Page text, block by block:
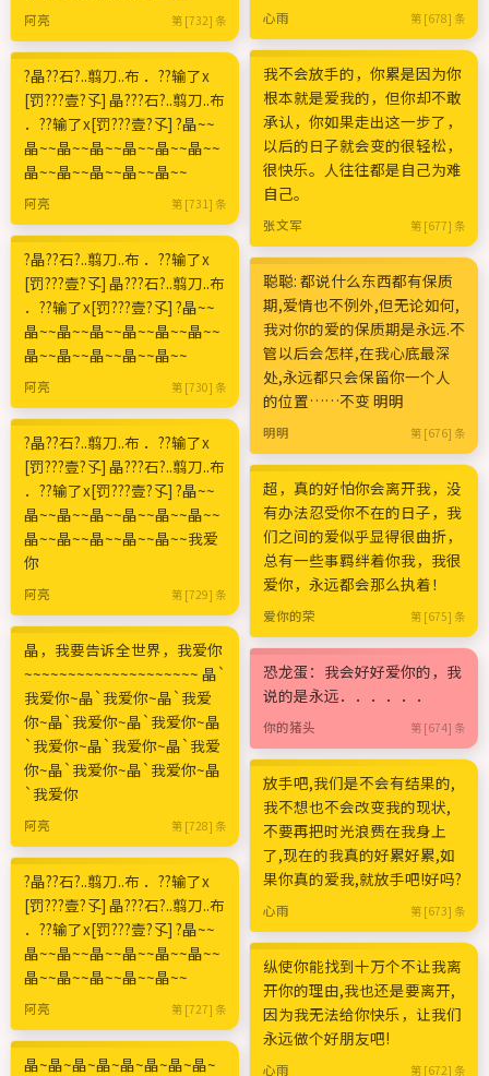
阿亮 第 [732] 条
?晶??石?..翦刀..布 ．??输了х
[罚???壹?孓] 晶???石?..翦刀..布
．??输了х[罚???壹?孓] ?晶~~
晶~~晶~~晶~~晶~~晶~~晶~~
晶~~晶~~晶~~晶~~晶~~
阿亮 第 [731] 条
?晶??石?..翦刀..布 ．??输了х
[罚???壹?孓] 晶???石?..翦刀..布
．??输了х[罚???壹?孓] ?晶~~
晶~~晶~~晶~~晶~~晶~~晶~~
晶~~晶~~晶~~晶~~晶~~
阿亮 第 [730] 条
?晶??石?..翦刀..布 ．??输了х
[罚???壹?孓] 晶???石?..翦刀..布
．??输了х[罚???壹?孓] ?晶~~
晶~~晶~~晶~~晶~~晶~~晶~~
晶~~晶~~晶~~晶~~晶~~我爱
你
阿亮 第 [729] 条
晶，我要告诉全世界，我爱你
~~~~~~~~~~~~~~~~~~~~ 晶`
我爱你~晶`我爱你~晶`我爱
你~晶`我爱你~晶`我爱你~晶
`我爱你~晶`我爱你~晶`我爱
你~晶`我爱你~晶`我爱你~晶
`我爱你
阿亮 第 [728] 条
?晶??石?..翦刀..布 ．??输了х
[罚???壹?孓] 晶???石?..翦刀..布
．??输了х[罚???壹?孓] ?晶~~
晶~~晶~~晶~~晶~~晶~~晶~~
晶~~晶~~晶~~晶~~晶~~
阿亮 第 [727] 条
晶~晶~晶~晶~晶~晶~晶~晶~
心雨 第 [678] 条
我不会放手的，你累是因为你
根本就是爱我的，但你却不敢
承认，你如果走出这一步了，
以后的日子就会变的很轻松，
很快乐。人往往都是自己为难
自己。
张文军 第 [677] 条
聪聪: 都说什么东西都有保质
期,爱情也不例外,但无论如何,
我对你的爱的保质期是永远.不
管以后会怎样,在我心底最深
处,永远都只会保留你一个人
的位置……不变 明明
明明 第 [676] 条
超，真的好怕你会离开我，没
有办法忍受你不在的日子，我
们之间的爱似乎显得很曲折，
总有一些事羁绊着你我，我很
爱你，永远都会那么执着！
爱你的荣 第 [675] 条
恐龙蛋：我会好好爱你的，我
说的是永远．．．．．．
你的猪头 第 [674] 条
放手吧,我们是不会有结果的,
我不想也不会改变我的现状,
不要再把时光浪费在我身上
了,现在的我真的好累好累,如
果你真的爱我,就放手吧!好吗?
心雨 第 [673] 条
纵使你能找到十万个不让我离
开你的理由,我也还是要离开,
因为我无法给你快乐，让我们
永远做个好朋友吧!
心雨 第 [672] 条